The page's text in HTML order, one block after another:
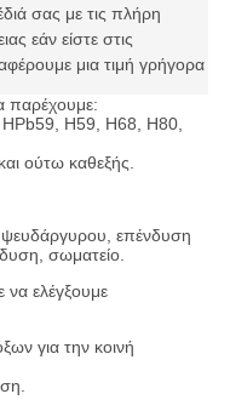
σας με τις πλήρη
εάν είστε στις
μια τιμή γρήγορα
παρέχουμε:
HPb59, H59, H68, H80,
ούτω καθεξής.
ψευδάργυρου, επένδυση
σωματείο.
ελέγξουμε
για την κοινή